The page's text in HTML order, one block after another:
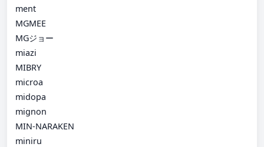
ment
MGMEE
MGジョー
miazi
MIBRY
microa
midopa
mignon
MIN-NARAKEN
miniru